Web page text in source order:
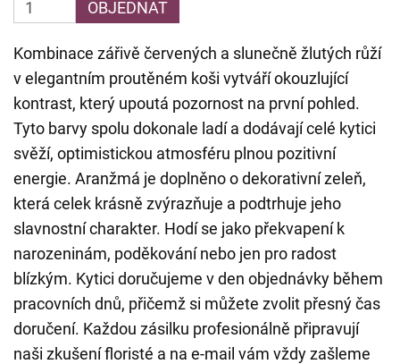
OBJEDNAT
Kombinace zářivě červených a slunečně žlutých růží
v elegantním proutěném koši vytváří okouzlující
kontrast, který upoutá pozornost na první pohled.
Tyto barvy spolu dokonale ladí a dodávají celé kytici
svěží, optimistickou atmosféru plnou pozitivní
energie. Aranžmá je doplněno o dekorativní zeleň,
která celek krásně zvýrazňuje a podtrhuje jeho
slavnostní charakter. Hodí se jako překvapení k
narozeninám, poděkování nebo jen pro radost
blízkým. Kytici doručujeme v den objednávky během
pracovních dnů, přičemž si můžete zvolit přesný čas
doručení. Každou zásilku profesionálně připravují
naši zkušení floristé a na e-mail vám vždy zašleme